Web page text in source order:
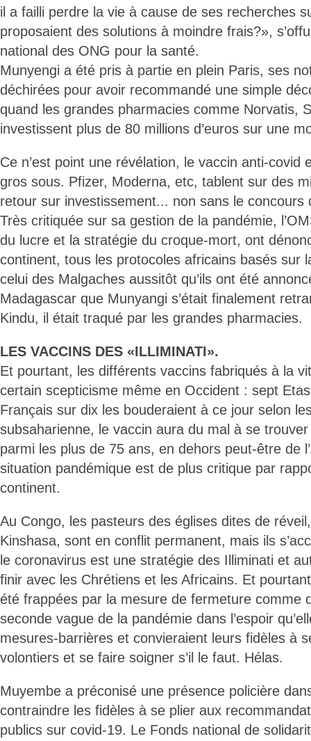
il a failli perdre la vie à cause de ses recherches
proposaient des solutions à moindre frais?»,
national des ONG pour la santé.
Munyengi a été pris à partie en plein Paris, ses
déchirées pour avoir recommandé une simple
quand les grandes pharmacies comme Norvatis,
investissent plus de 80 millions d’euros sur une
Ce n’est point une révélation, le vaccin anti-covid
gros sous. Pfizer, Moderna, etc, tablent sur des
retour sur investissement... non sans le concours
Très critiquée sur sa gestion de la pandémie,
du lucre et la stratégie du croque-mort, ont
continent, tous les protocoles africains basés sur
celui des Malgaches aussitôt qu’ils ont été
Madagascar que Munyangi s’était finalement
Kindu, il était traqué par les grandes pharmacies.
LES VACCINS DES «ILLIMINATI».
Et pourtant, les différents vaccins fabriqués à la
certain scepticisme même en Occident : sept
Français sur dix les bouderaient à ce jour selon
subsaharienne, le vaccin aura du mal à se
parmi les plus de 75 ans, en dehors peut-être de
situation pandémique est de plus critique par
continent.
Au Congo, les pasteurs des églises dites de
Kinshasa, sont en conflit permanent, mais ils
le coronavirus est une stratégie des Illiminati et
finir avec les Chrétiens et les Africains. Et
été frappées par la mesure de fermeture comme
seconde vague de la pandémie dans l’espoir
mesures-barrières et convieraient leurs fidèles à
volontiers et se faire soigner s’il le faut. Hélas.
Muyembe a préconisé une présence policière
contraindre les fidèles à se plier aux
publics sur covid-19. Le Fonds national de